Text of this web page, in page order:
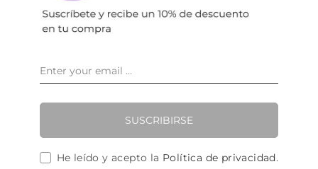
SUSCRIBIRSE
He leído y acepto la Política de privacidad.